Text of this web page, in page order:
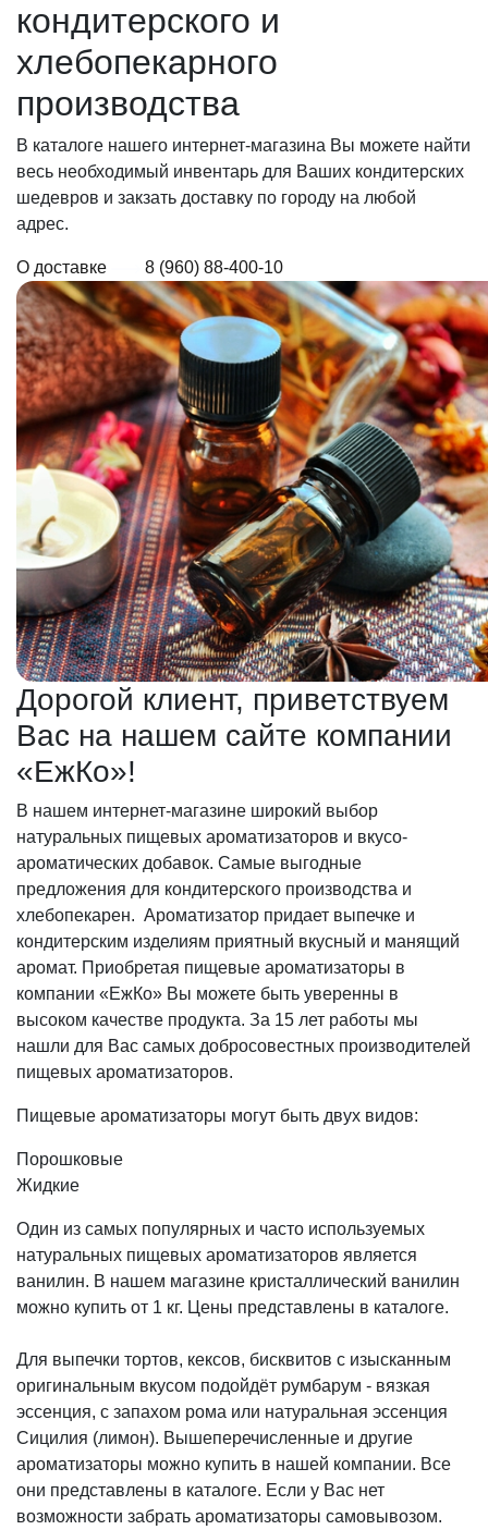
кондитерского и
хлебопекарного
производства
В каталоге нашего интернет-магазина Вы можете найти
весь необходимый инвентарь для Ваших кондитерских
шедевров и закзать доставку по городу на любой
адрес.
О доставке 8 (960) 88-400-10
Дорогой клиент, приветствуем
Вас на нашем сайте компании
«ЕжКо»!
В нашем интернет-магазине широкий выбор
натуральных пищевых ароматизаторов и вкусо-
ароматических добавок. Самые выгодные
предложения для кондитерского производства и
хлебопекарен. Ароматизатор придает выпечке и
кондитерским изделиям приятный вкусный и манящий
аромат. Приобретая пищевые ароматизаторы в
компании «ЕжКо» Вы можете быть уверенны в
высоком качестве продукта. За 15 лет работы мы
нашли для Вас самых добросовестных производителей
пищевых ароматизаторов.
Пищевые ароматизаторы могут быть двух видов:
Порошковые
Жидкие
Один из самых популярных и часто используемых
натуральных пищевых ароматизаторов является
ванилин. В нашем магазине кристаллический ванилин
можно купить от 1 кг. Цены представлены в каталоге.
Для выпечки тортов, кексов, бисквитов с изысканным
оригинальным вкусом подойдёт румбарум - вязкая
эссенция, с запахом рома или натуральная эссенция
Сицилия (лимон). Вышеперечисленные и другие
ароматизаторы можно купить в нашей компании. Все
они представлены в каталоге. Если у Вас нет
возможности забрать ароматизаторы самовывозом.